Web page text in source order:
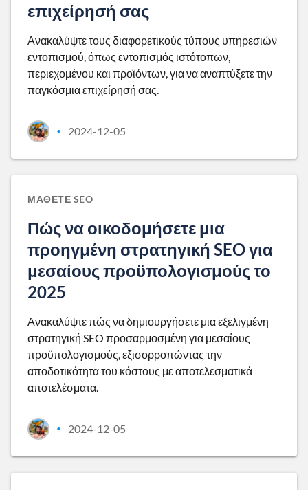
επιχείρησή σας
Ανακαλύψτε τους διαφορετικούς τύπους υπηρεσιών
εντοπισμού, όπως εντοπισμός ιστότοπων,
περιεχομένου και προϊόντων, για να αναπτύξετε την
παγκόσμια επιχείρησή σας.
• 2024-12-05
ΜΆΘΕΤΕ SEO
Πώς να οικοδομήσετε μια
προηγμένη στρατηγική SEO για
μεσαίους προϋπολογισμούς το
2025
Ανακαλύψτε πώς να δημιουργήσετε μια εξελιγμένη
στρατηγική SEO προσαρμοσμένη για μεσαίους
προϋπολογισμούς, εξισορροπώντας την
αποδοτικότητα του κόστους με αποτελεσματικά
αποτελέσματα.
• 2024-12-05